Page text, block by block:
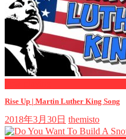
Rise Up | Martin Luther King Song
2018年3月30日 themisto